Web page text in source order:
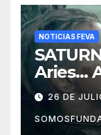
NOTICIAS FEVA
Aries…
mejor
26 DE